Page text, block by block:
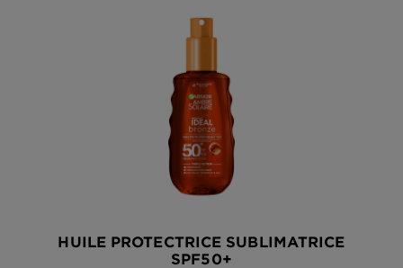
HUILE PROTECTRICE SUBLIMATRICE
SPF50+